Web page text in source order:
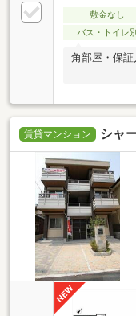
敷金なし
バス・トイレ別
角部屋・保
賃貸マンション シャ